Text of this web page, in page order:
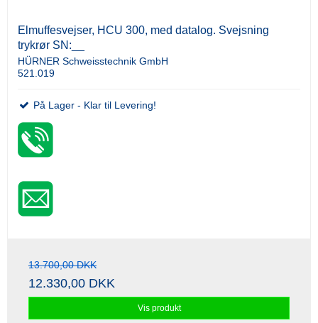
Elmuffesvejser, HCU 300, med datalog. Svejsning
trykrør SN:__
HÜRNER Schweisstechnik GmbH
521.019
På Lager - Klar til Levering!
13.700,00 DKK
12.330,00 DKK
Vis produkt